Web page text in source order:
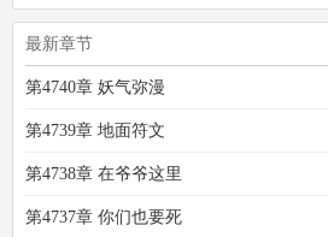
最新章节
第4740章 妖气弥漫
第4739章 地面符文
第4738章 在爷爷这里
第4737章 你们也要死